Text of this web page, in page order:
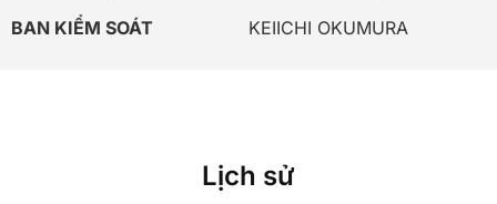
BAN KIỂM SOÁT
KEIICHI OKUMURA
Lịch sử